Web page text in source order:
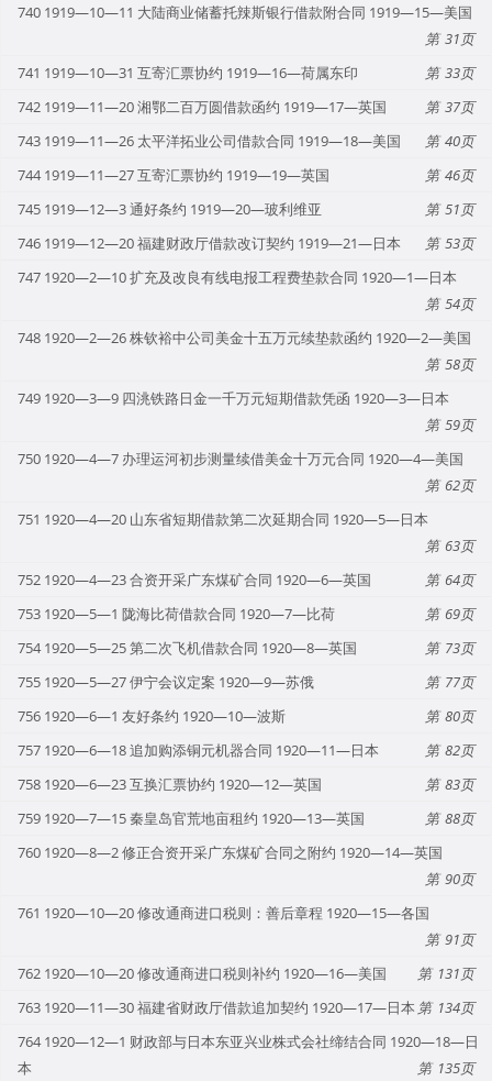
740 1919—10—11 大陆商业储蓄托辣斯银行借款附合同 1919—15—美国
31
741 1919—10—31 互寄汇票协约 1919—16—荷属东印
33
742 1919—11—20 湘鄂二百万圆借款函约 1919—17—英国
37
743 1919—11—26 太平洋拓业公司借款合同 1919—18—美国
40
744 1919—11—27 互寄汇票协约 1919—19—英国
46
745 1919—12—3 通好条约 1919—20—玻利维亚
51
746 1919—12—20 福建财政厅借款改订契约 1919—21—日本
53
747 1920—2—10 扩充及改良有线电报工程费垫款合同 1920—1—日本
54
748 1920—2—26 株钦裕中公司美金十五万元续垫款函约 1920—2—美国
58
749 1920—3—9 四洮铁路日金一千万元短期借款凭函 1920—3—日本
59
750 1920—4—7 办理运河初步测量续借美金十万元合同 1920—4—美国
62
751 1920—4—20 山东省短期借款第二次延期合同 1920—5—日本
63
752 1920—4—23 合资开采广东煤矿合同 1920—6—英国
64
753 1920—5—1 陇海比荷借款合同 1920—7—比荷
69
754 1920—5—25 第二次飞机借款合同 1920—8—英国
73
755 1920—5—27 伊宁会议定案 1920—9—苏俄
77
756 1920—6—1 友好条约 1920—10—波斯
80
757 1920—6—18 追加购添铜元机器合同 1920—11—日本
82
758 1920—6—23 互换汇票协约 1920—12—英国
83
759 1920—7—15 秦皇岛官荒地亩租约 1920—13—英国
88
760 1920—8—2 修正合资开采广东煤矿合同之附约 1920—14—英国
90
761 1920—10—20 修改通商进口税则：善后章程 1920—15—各国
91
762 1920—10—20 修改通商进口税则补约 1920—16—美国
131
763 1920—11—30 福建省财政厅借款追加契约 1920—17—日本
134
764 1920—12—1 财政部与日本东亚兴业株式会社缔结合同 1920—18—日
本
135